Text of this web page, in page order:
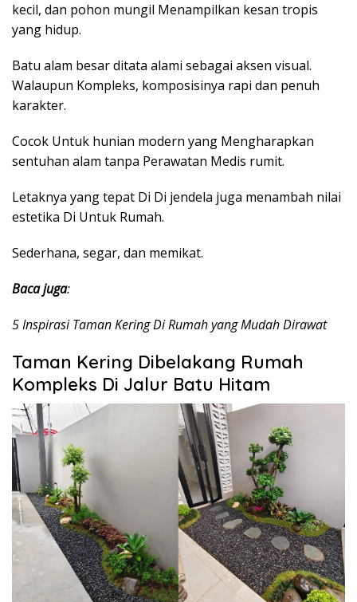
kecil, dan pohon mungil Menampilkan kesan tropis
yang hidup.
Batu alam besar ditata alami sebagai aksen visual.
Walaupun Kompleks, komposisinya rapi dan penuh
karakter.
Cocok Untuk hunian modern yang Mengharapkan
sentuhan alam tanpa Perawatan Medis rumit.
Letaknya yang tepat Di Di jendela juga menambah nilai
estetika Di Untuk Rumah.
Sederhana, segar, dan memikat.
Baca juga:
5 Inspirasi Taman Kering Di Rumah yang Mudah Dirawat
Taman Kering Dibelakang Rumah
Kompleks Di Jalur Batu Hitam